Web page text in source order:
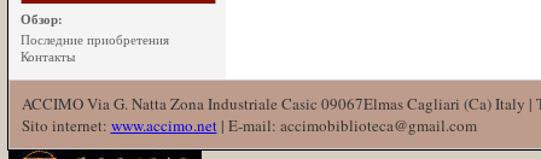
Обзор:
Последние приобретения
Контакты
ACCIMO Via G. Natta Zona Industriale Casic 09067Elmas Cagliari (Ca) Italy
Sito internet: www.accimo.net| E-mail: accimobiblioteca@gmail.com